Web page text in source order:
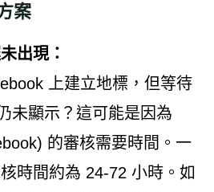
案
出現：
上建立地標，但等待
未顯示？這可能是因為
的審核需要時間。一
時間約為 24-72 小時。如